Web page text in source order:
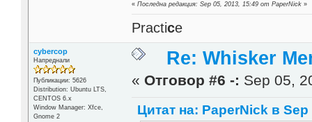
«Последна редакция: Sep 05, 2013, 15:49 от PaperNick »
Practice
cybercop
Напреднали
Публикации: 5626
Distribution: Ubuntu LTS,
CENTOS 6.x
Window Manager: Xfce,
Gnome 2
Re: Whisker
« Отговор #6 -: Sep 05,
Цитат на: PaperNick в Sep